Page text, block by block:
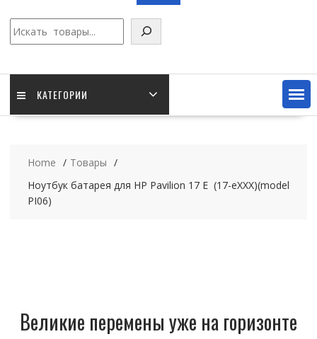
КАТЕГОРИИ
Home
Товары
Ноутбук батарея для HP Pavilion 17 E (17-eXXX)(model
PI06)
Великие перемены уже на горизонте